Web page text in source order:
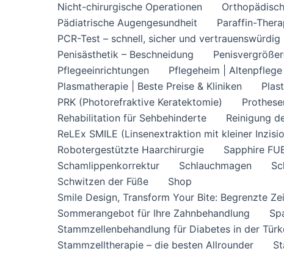
Nicht-chirurgische Operationen
Pädiatrische Augengesundheit
Paraffin-
PCR-Test – schnell, sicher und vertrauenswürdig
Penisästhetik – Beschneidung
Pflegeeinrichtungen
Pflegeheim | Altenpflege
Plasmatherapie | Beste Preise & Kliniken
PRK (Photorefraktive Keratektomie)
Rehabilitation für Sehbehinderte
Reinigung
ReLEx SMILE (Linsenextraktion mit kleiner
Robotergestützte Haarchirurgie
Sapphire
Schamlippenkorrektur
Schlauchmagen
Schwitzen der Füße
Shop
Smile Design, Transform Your Bite: Begrenzte
Sommerangebot für Ihre Zahnbehandlung
Stammzellenbehandlung für Diabetes in der
Stammzelltherapie – die besten Allrounder